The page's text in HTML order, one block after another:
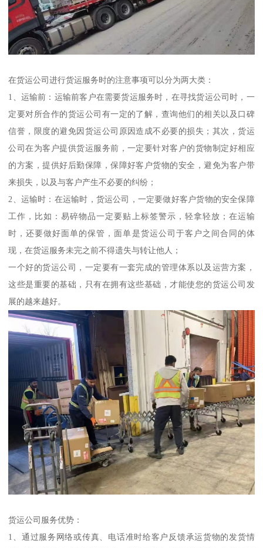
在货运公司进行货运服务时的注意事项可以分为两大类：
1、运输前：运输前客户在需要货运服务时，在寻找货运公司时，一
定要对所合作的货运公司有一定的了解，查询他们的相关以及口碑
信誉，限度的避免因货运公司原因造成不必要的损失；其次，货运
公司在为客户提供货运服务前，一定要针对客户的货物制定好相应
的方案，提供好后勤保障，保障好客户货物的安全，避免为客户带
来损失，以及与客户产生不必要的纠纷；
2、运输时：在运输时，货运公司，一定要做好客户货物的安全保障
工作，比如：易碎物品一定要贴上标签警示，轻拿轻放；在运输
时，还要做好面单的保管，面单是货运公司于客户之间合同的体
现，在货运服务未完之前不得遗失与转让他人；
一个好的货运公司，一定要有一套完成的管理体系以及运营方案，
这些是重要的基础，只有在拥有这些基础，才能使您的货运公司发
展的越来越好。
货运公司服务优势：
1、通过服务网络或传真、电话准时给客户反馈承运货物的发货情